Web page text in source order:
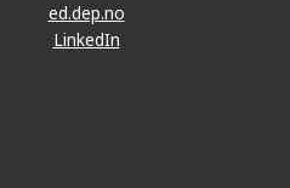
ed.dep.no
LinkedIn